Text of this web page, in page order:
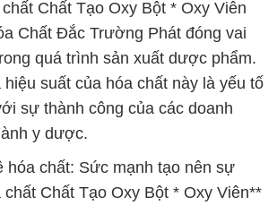
Chất Tạo Oxy Bột * Oxy Viên
Chất Đắc Trường Phát đóng vai
quá trình sản xuất dược phẩm.
suất của hóa chất này là yếu tố
sự thành công của các doanh
y dược.
hóa chất: Sức mạnh tạo nên sự
chất Chất Tạo Oxy Bột * Oxy Viên**